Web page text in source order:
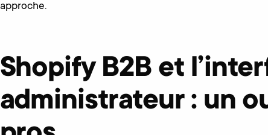
approche.
Shopify B2B et
administrateur : un